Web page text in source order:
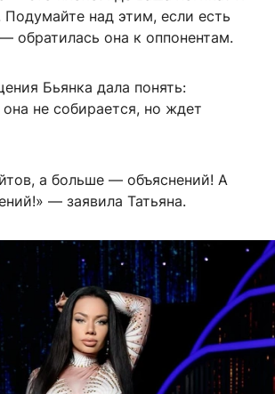
Подумайте над этим, если есть
обратилась она к оппонентам.
Бьянка дала понять:
не собирается, но ждет
а больше — объяснений! А
— заявила Татьяна.